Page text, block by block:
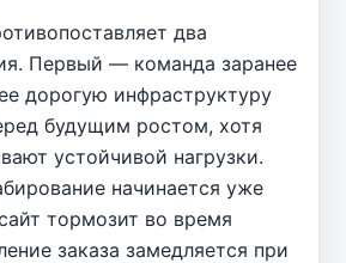
два
Первый — команда заранее
дорогую инфраструктуру
будущим ростом, хотя
устойчивой нагрузки.
начинается уже
тормозит во время
заказа замедляется при